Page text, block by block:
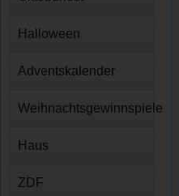
Halloween
Adventskalender
Weihnachtsgewinnspiele
Haus
ZDF